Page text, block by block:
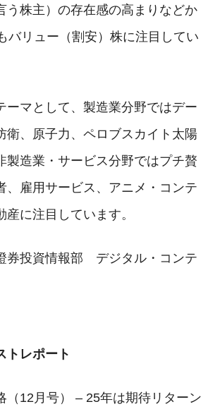
う株主）の存在感の高まりなどか
バリュー（割安）株に注目してい
ーマとして、製造業分野ではデー
衛、原子力、ペロブスカイト太陽
製造業・サービス分野ではプチ贅
、雇用サービス、アニメ・コンテ
産に注目しています。
券投資情報部 デジタル・コンテ
トレポート
（12月号） – 25年は期待リターン